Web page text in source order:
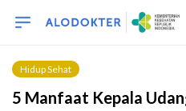
Hidup Sehat
5 Manfaat Kepala